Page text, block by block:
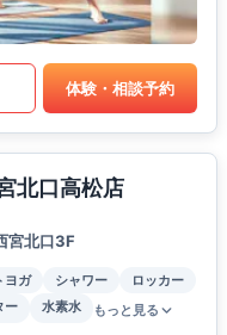
体験・相談予約
北口高松店
宮北口3F
ヨガ シャワー
ロッカー
ー 水素水 もっと見る